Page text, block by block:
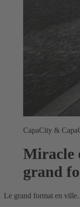
CapaCity &
Miracle
grand
Le grand format en ville.